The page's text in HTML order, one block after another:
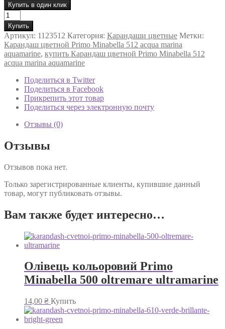
Купить в один клик
Количество
товара
Олівець
кольоровий
Primo
Minabella
512
acqua
marina
aquamarine
Купить
Артикул: 1123512 Категория: Карандаши цветные Метки:
Карандаш цветной Primo Minabella 512 acqua marina
aquamarine, купить Карандаш цветной Primo Minabella 512
acqua marina aquamarine
Поделиться в Twitter
Поделиться в Facebook
Прикрепить этот товар
Поделиться через электронную почту
Отзывы (0)
Отзывы
Отзывов пока нет.
Только зарегистрированные клиенты, купившие данный
товар, могут публиковать отзывы.
Вам также будет интересно…
Олівець кольоровий Primo
Minabella 500 oltremare ultramarine
14,00 ₴ Купить